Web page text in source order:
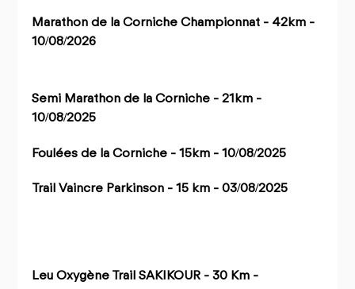
Marathon de la Corniche Championnat - 42km -
10/08/2026
Semi Marathon de la Corniche - 21km -
10/08/2025
Foulées de la Corniche - 15km - 10/08/2025
Trail Vaincre Parkinson - 15 km - 03/08/2025
Leu Oxygène Trail SAKIKOUR - 30 Km -